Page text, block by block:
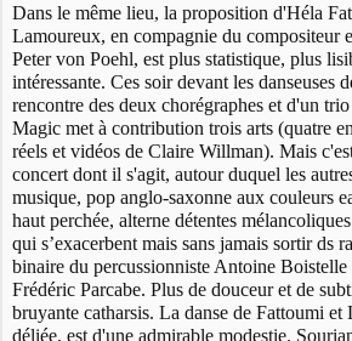
Dans le même lieu, la proposition d'Héla
Lamoureux, en compagnie du compositeur
Peter von Poehl, est plus statistique, plus
intéressante. Ces soir devant les danseuses
rencontre des deux chorégraphes et d'un
Magic met à contribution trois arts (quatre
réels et vidéos de Claire Willman). Mais
concert dont il s'agit, autour duquel les
musique, pop anglo-saxonne aux couleurs
haut perchée, alterne détentes
qui s’exacerbent mais sans jamais sortir ds
binaire du percussionniste Antoine Boistelle
Frédéric Parcabe. Plus de douceur et de
bruyante catharsis. La danse de Fattoumi et
déliée, est d'une admirable modestie.